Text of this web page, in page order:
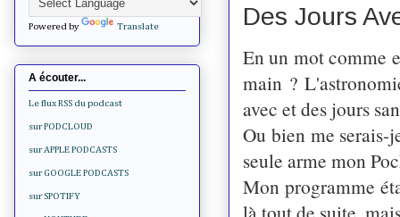
Des Jours
En un mot comme
main ?
avec et des jours
Ou bien me
seule arme mon
Mon programme
Powered by Translate
A écouter...
Le flux RSS du podcast
sur PODCLOUD
sur APPLE PODCASTS
sur GOOGLE PODCASTS
sur SPOTIFY